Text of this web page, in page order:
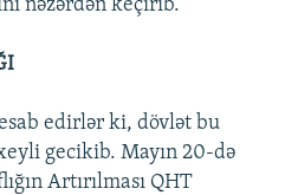
nəzərdən keçirib.
edirlər ki, dövlət bu
gecikib. Mayın 20-də
Artırılması QHT